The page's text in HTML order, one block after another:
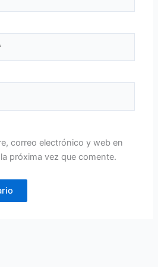
correo electrónico y web en
próxima vez que comente.